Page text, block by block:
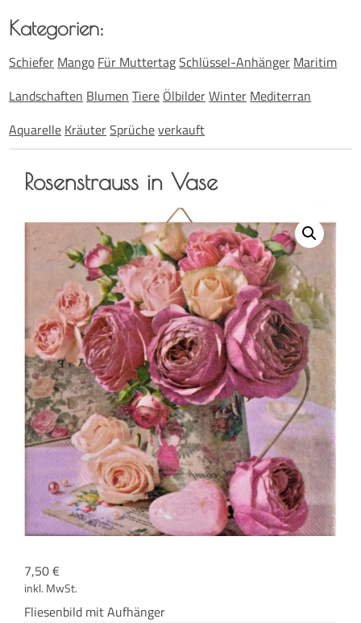
Rosen­strauss in Vase
7,50€
inkl. MwSt.
Flie­sen­bild mit Aufhänger
Kate­go­rien:
Schiefer Mango Für MuttertagSchlüssel-Anhänger Maritim
Landschaften Blumen Tiere ÖlbilderWinter Mediterran
Aquarelle KräuterSprücheverkauft